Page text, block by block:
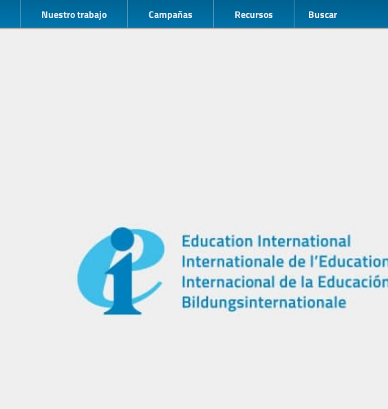
Nuestro trabajo Campañas Recursos Buscar